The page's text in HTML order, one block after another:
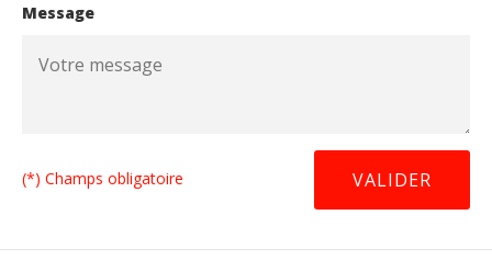
Message
(*) Champs obligatoire